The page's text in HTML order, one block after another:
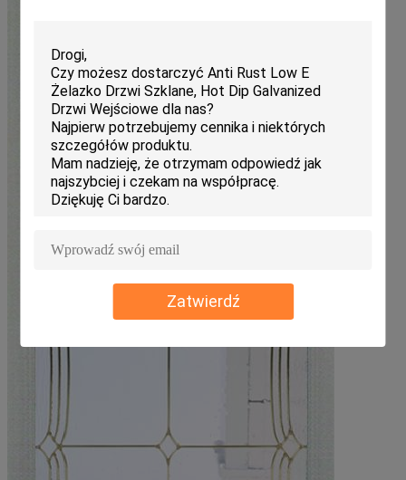
Zatwierdź